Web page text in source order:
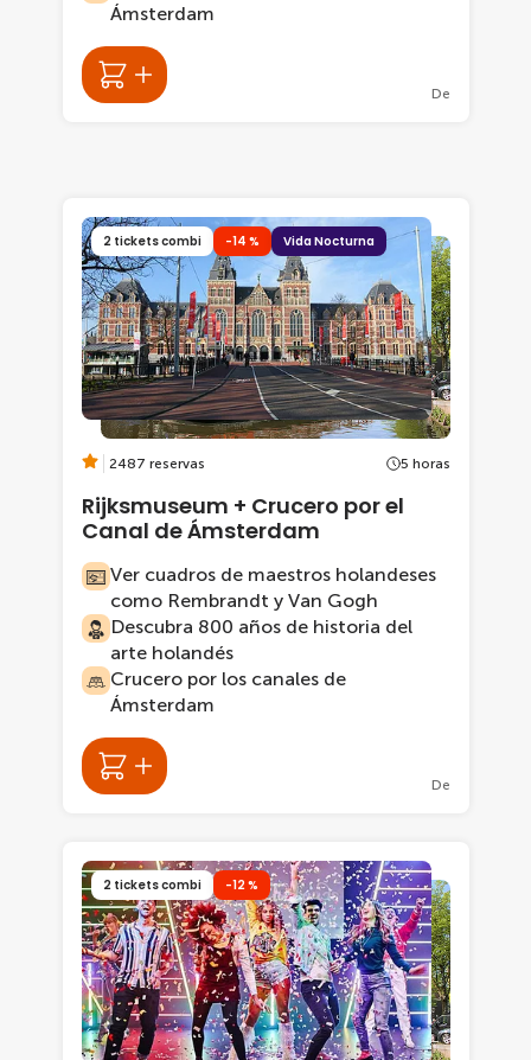
Ámsterdam
De
2 tickets combi -14 % Vida Nocturna
2487 reservas 5 horas
Rijksmuseum + Crucero por el
Canal de Ámsterdam
Ver cuadros de maestros holandeses
como Rembrandt y Van Gogh
Descubra 800 años de historia del
arte holandés
Crucero por los canales de
Ámsterdam
De
2 tickets combi -12 %